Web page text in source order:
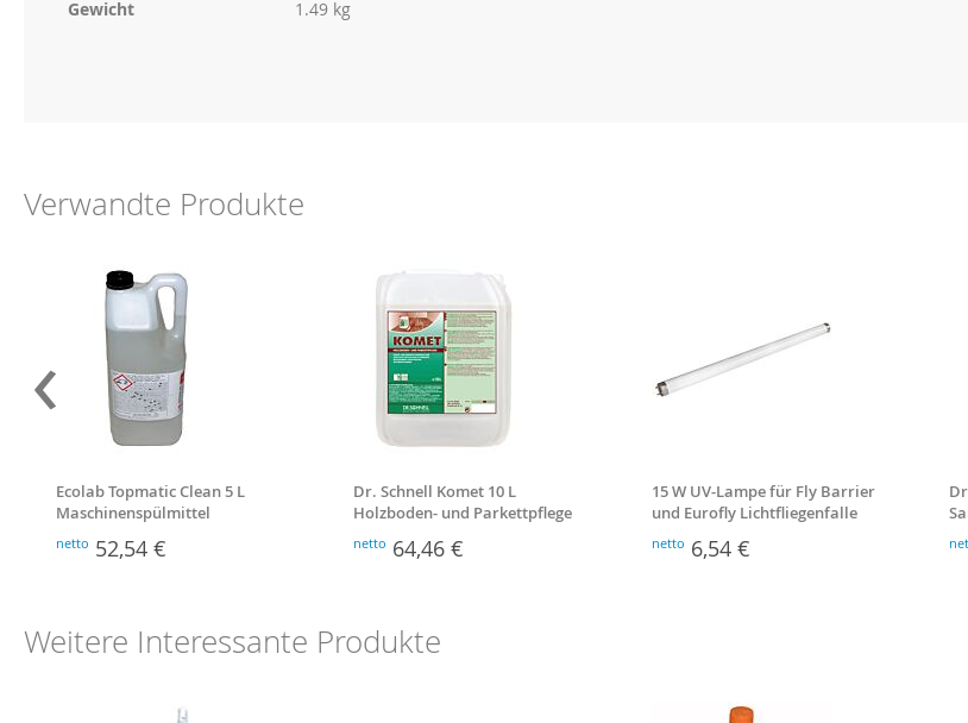
Gewicht
1.49 kg
Verwandte Produkte
Ecolab Topmatic Clean 5 L
Maschinenspülmittel
netto 52,54 €
Dr. Schnell Komet 10 L
Holzboden- und Parkettpflege
netto 64,46 €
15 W UV-Lampe für Fly Barrier
und Eurofly Lichtfliegenfalle
netto 6,54 €
‹
Weitere Interessante Produkte